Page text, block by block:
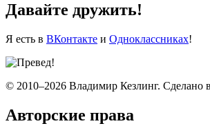
Давайте дружить!
Я есть в ВКонтакте и Одноклассниках!
© 2010–2026 Владимир Кезлинг. Сделано
Авторские права